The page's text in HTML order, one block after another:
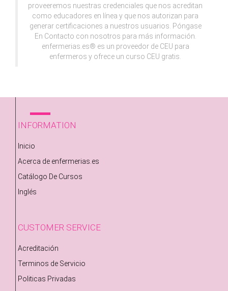
proveeremos nuestras credenciales que nos acreditan
como educadores en línea y que nos autorizan para
generar certificaciones a nuestros usuarios. Póngase
En Contacto con nosotros para más información.
enfermerias.es® es un proveedor de CEU para
enfermeros y ofrece un curso CEU gratis.
INFORMATION
Inicio
Acerca de enfermerias.es
Catálogo De Cursos
Inglés
CUSTOMER SERVICE
Acreditación
Terminos de Servicio
Politicas Privadas